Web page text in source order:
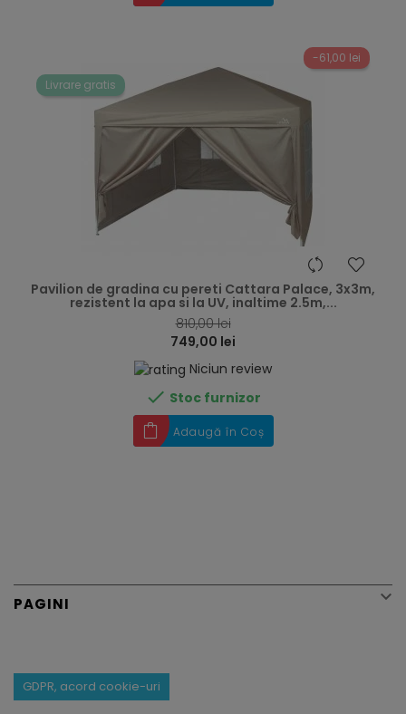
-61,00 lei
Livrare gratis
Pavilion de gradina cu pereti Cattara Palace, 3x3m,
rezistent la apa si la UV, inaltime 2.5m,...
810,00 lei
749,00 lei
Niciun review
 Stoc furnizor
Adaugă în Coș
PAGINI 
GDPR, acord cookie-uri